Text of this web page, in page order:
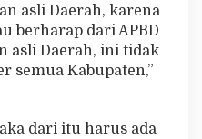
asli Daerah, karena
berharap dari APBD
asli Daerah, ini tidak
semua Kabupaten,”
dari itu harus ada